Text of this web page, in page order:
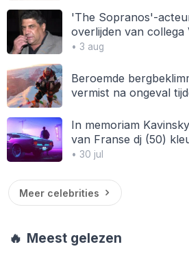
'The Sopranos'-
overlijden van collega
• 3 aug
Beroemde
vermist na ongeval
In memoriam
van Franse dj (50)
• 30 jul
Meer celebrities
🔥 Meest gelezen